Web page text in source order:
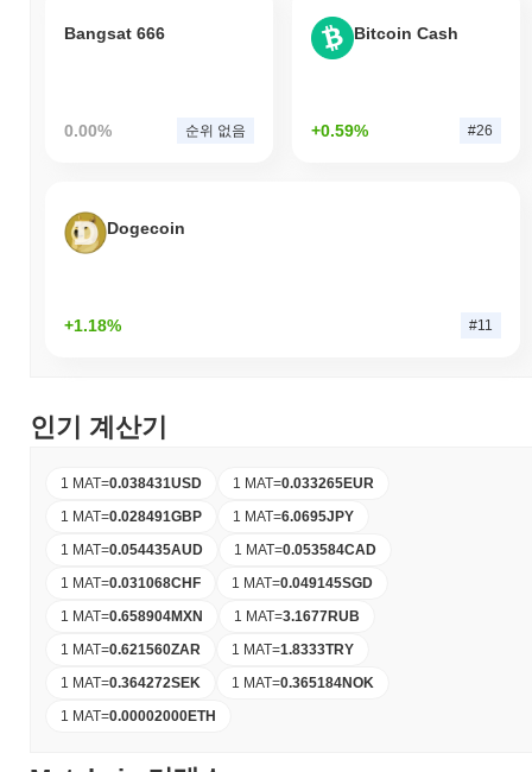
Bangsat 666
0.00% 순위 없음
Bitcoin Cash
+0.59% #26
Dogecoin
+1.18% #11
인기 계산기
1 MAT=0.038431USD 1 MAT=0.033265EUR
1 MAT=0.028491GBP 1 MAT=6.0695JPY
1 MAT=0.054435AUD 1 MAT=0.053584CAD
1 MAT=0.031068CHF 1 MAT=0.049145SGD
1 MAT=0.658904MXN 1 MAT=3.1677RUB
1 MAT=0.621560ZAR 1 MAT=1.8333TRY
1 MAT=0.364272SEK 1 MAT=0.365184NOK
1 MAT=0.00002000ETH